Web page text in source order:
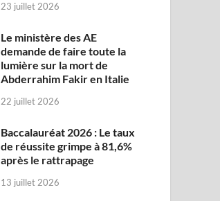
23 juillet 2026
Le ministère des AE
demande de faire toute la
lumière sur la mort de
Abderrahim Fakir en Italie
22 juillet 2026
Baccalauréat 2026 : Le taux
de réussite grimpe à 81,6%
après le rattrapage
13 juillet 2026